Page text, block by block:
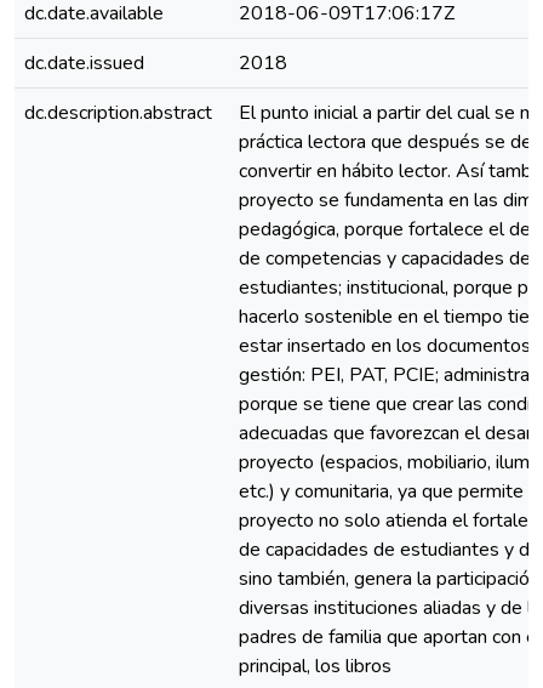
dc.date.available
2018-06-09T17:06:17Z
dc.date.issued
2018
dc.description.abstract
El punto inicial a partir del cual se
práctica lectora que después se
convertir en hábito lector. Así
proyecto se fundamenta en las
pedagógica, porque fortalece el
de competencias y capacidades de
estudiantes; institucional, porque
hacerlo sostenible en el tiempo
estar insertado en los documentos
gestión: PEI, PAT, PCIE;
porque se tiene que crear las
adecuadas que favorezcan el
proyecto (espacios, mobiliario,
etc.) y comunitaria, ya que permite
proyecto no solo atienda el
de capacidades de estudiantes y
sino también, genera la
diversas instituciones aliadas y de
padres de familia que aportan con
principal, los libros